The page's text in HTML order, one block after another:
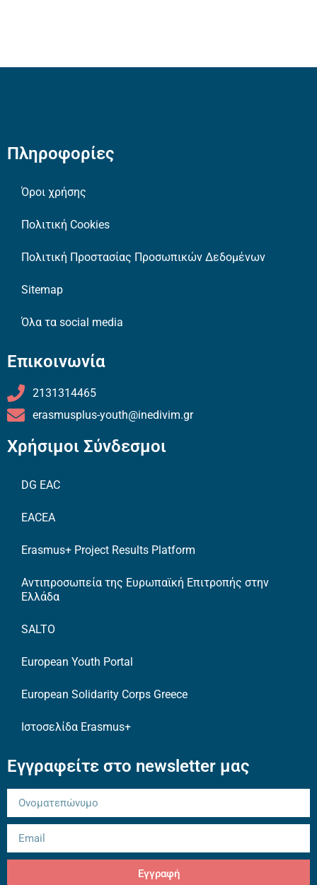
Πληροφορίες
Όροι χρήσης
Πολιτική Cookies
Πολιτική Προστασίας Προσωπικών Δεδομένων
Sitemap
Όλα τα social media
Επικοινωνία
2131314465
erasmusplus-youth@inedivim.gr
Χρήσιμοι Σύνδεσμοι
DG EAC
EACEA
Erasmus+ Project Results Platform
Αντιπροσωπεία της Ευρωπαϊκή Επιτροπής στην
Ελλάδα
SALTO
European Youth Portal
European Solidarity Corps Greece
Ιστοσελίδα Erasmus+
Εγγραφείτε στο newsletter μας
Εγγραφή